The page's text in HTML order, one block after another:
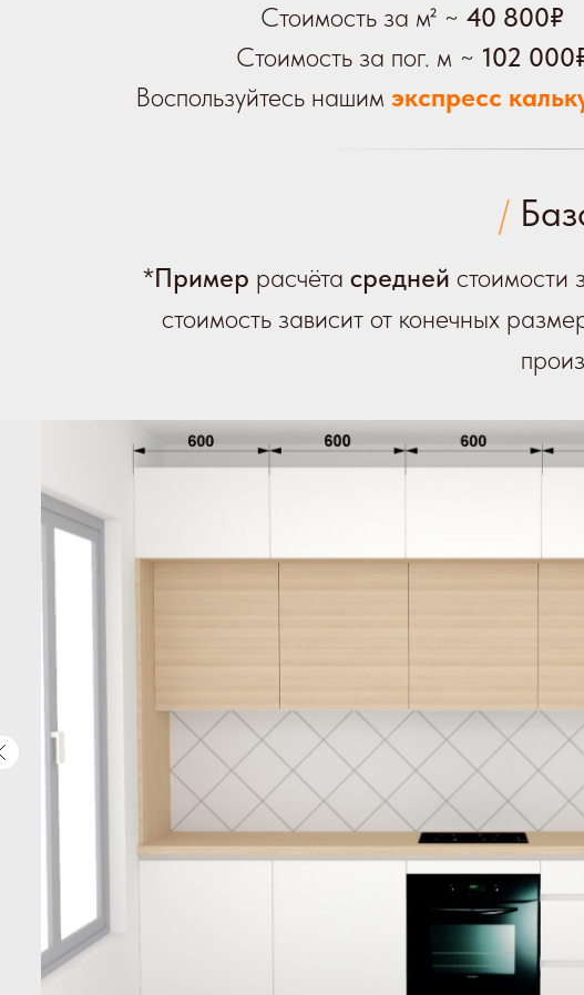
Стоимость за м² ~ 40 800₽
Стоимость за пог. м ~ 102
Воспользуйтесь нашим экспресс
/
*Пример расчёта средней стоимости
стоимость зависит от конечных